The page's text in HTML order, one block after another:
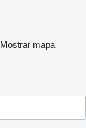
Mostrar mapa